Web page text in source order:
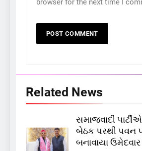
browser for the next time I
Related News
સમાજવાદી
બેઠક પરથી પવન
બનાવાયા ઉમેદવાર
કોડીનારના
કિશોરો ડૂબ્યા,